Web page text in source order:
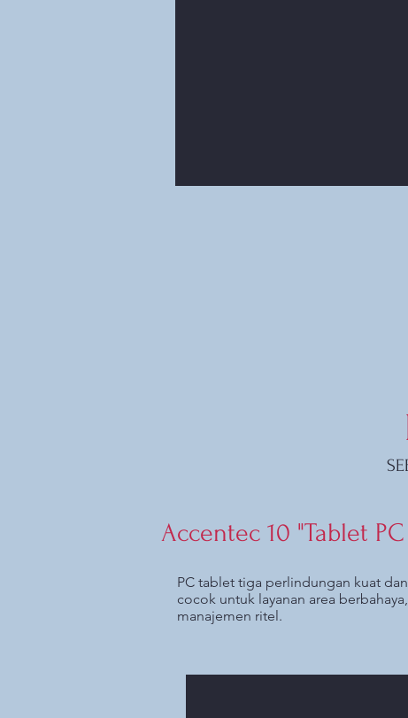
Accentec 10 "Tablet
PC tablet tiga perlindungan kuat
cocok untuk layanan area
manajemen ritel.